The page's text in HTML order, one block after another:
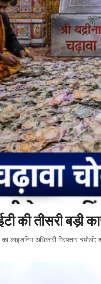
की तीसरी बड़ी
का लाइजनिंग अधिकारी गिरफ्तार